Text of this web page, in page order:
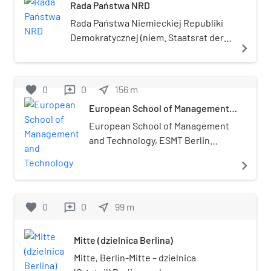
Rada Państwa NRD
Rada Państwa Niemieckiej Republiki
Demokratycznej (niem. Staatsrat der
istniejąca w latach 1960–1990 w NRD.
navigate_next
favorite 0 reviews 0 near_me 156 m
European School of Management
European School of Management
and Technology, ESMT Berlin
biznesu znajdująca się w Berlinie.
utworzona w październiku 2002
niemieckich firm i instytucji. Z
siedzibą w tętniącym życiem
navigate_next
favorite 0 reviews 0 near_me 99 m
Mitte (dzielnica Berlina)
Mitte, Berlin-Mitte – dzielnica